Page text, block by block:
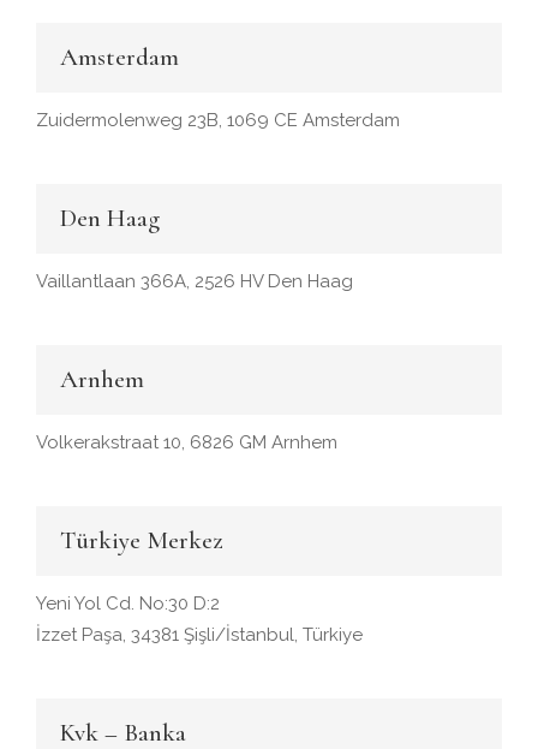
Amsterdam
Zuidermolenweg 23B, 1069 CE Amsterdam
Den Haag
Vaillantlaan 366A, 2526 HV Den Haag
Arnhem
Volkerakstraat 10, 6826 GM Arnhem
Türkiye Merkez
Yeni Yol Cd. No:30 D:2
İzzet Paşa, 34381 Şişli/İstanbul, Türkiye
Kvk – Banka